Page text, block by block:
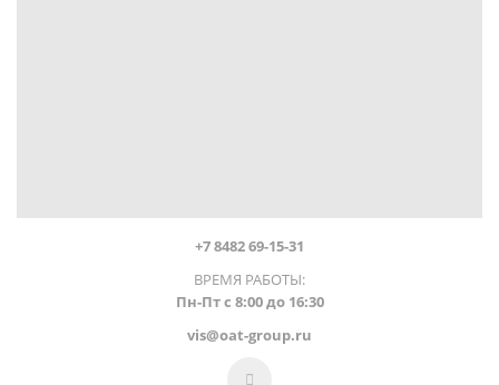
+7 8482 69-15-31
ВРЕМЯ РАБОТЫ:
Пн-Пт с 8:00 до 16:30
vis@oat-group.ru